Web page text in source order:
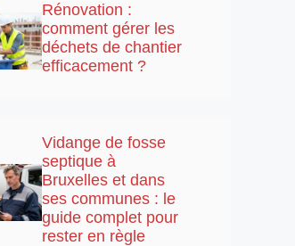
Rénovation :
comment gérer les
déchets de chantier
efficacement ?
Vidange de fosse
septique à
Bruxelles et dans
ses communes : le
guide complet pour
rester en règle